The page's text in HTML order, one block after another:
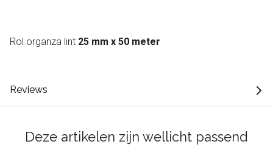
Rol organza lint 25 mm x 50 meter
Reviews
Deze artikelen zijn wellicht passend